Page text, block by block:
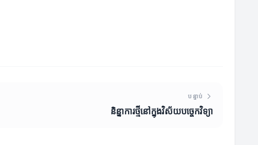
បន្ទាប់
និន្នាការថ្មីនៅក្នុងវិស័យបច្ចេកវិទ្យា